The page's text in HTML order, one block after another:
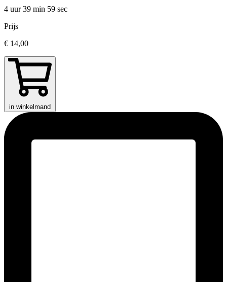
4 uur 39 min 59 sec
Prijs
€ 14,00
in winkelmand